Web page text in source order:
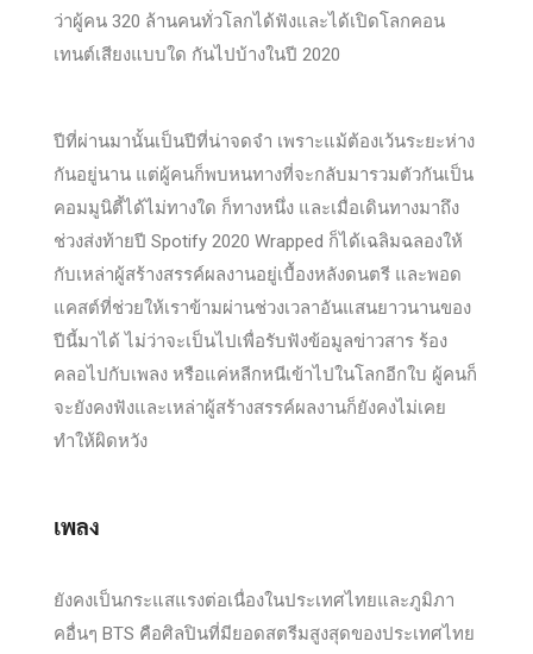
ว่าผู้คน 320 ล้านคนทั่วโลกได้ฟังและได้เปิดโลกคอน
เทนต์เสียงแบบใด กันไปบ้างในปี 2020
ปีที่ผ่านมานั้นเป็นปีที่น่าจดจำ เพราะแม้ต้องเว้นระยะห่าง
กันอยู่นาน แต่ผู้คนก็พบหนทางที่จะกลับมารวมตัวกันเป็น
คอมมูนิตี้ได้ไม่ทางใด ก็ทางหนึ่ง และเมื่อเดินทางมาถึง
ช่วงส่งท้ายปี Spotify 2020 Wrapped ก็ได้เฉลิมฉลองให้
กับเหล่าผู้สร้างสรรค์ผลงานอยู่เบื้องหลังดนตรี และพอด
แคสต์ที่ช่วยให้เราข้ามผ่านช่วงเวลาอันแสนยาวนานของ
ปีนี้มาได้ ไม่ว่าจะเป็นไปเพื่อรับฟังข้อมูลข่าวสาร ร้อง
คลอไปกับเพลง หรือแค่หลีกหนีเข้าไปในโลกอีกใบ ผู้คนก็
จะยังคงฟังและเหล่าผู้สร้างสรรค์ผลงานก็ยังคงไม่เคย
ทำให้ผิดหวัง
เพลง
ยังคงเป็นกระแสแรงต่อเนื่องในประเทศไทยและภูมิภา
คอื่นๆ BTS คือศิลปินที่มียอดสตรีมสูงสุดของประเทศไทย